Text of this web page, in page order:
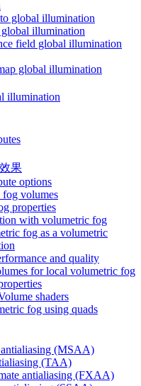
global illumination
illumination
field global illumination
global illumination
illumination
果
options
volumes
properties
with volumetric fog
fog as a volumetric
and quality
for local volumetric fog
shaders
fog using quads
(MSAA)
(TAA)
antialiasing (FXAA)